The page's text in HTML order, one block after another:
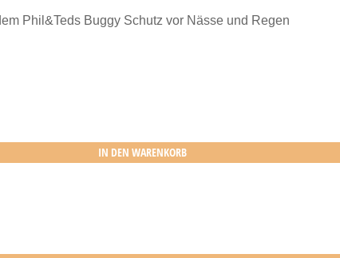
Phil&Teds Buggy Schutz vor Nässe und Regen